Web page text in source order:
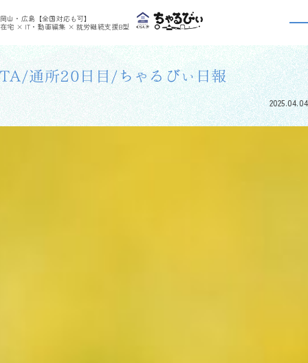
岡山・広島【全国対応も可】
在宅 × IT・動画編集 × 就労継続支援B型
利用者さんの日報 >
利用者さんの日報
TA/通所20日目/ちゃるびぃ日報
2025.04.04